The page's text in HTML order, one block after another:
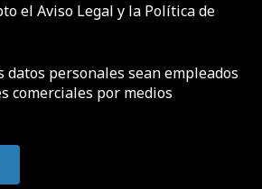
el Aviso Legal y la Política de
datos personales sean empleados
comerciales por medios